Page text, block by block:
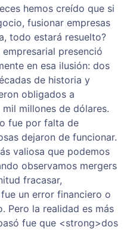
hemos creído que si
fusionar empresas
todo estará resuelto?
presenció
en esa ilusión: dos
de historia y
obligados a
millones de dólares.
fue por falta de
dejaron de funcionar.
valiosa que podemos
observamos mergers
fracasar,
un error financiero o
Pero la realidad es más
fue que <strong>dos